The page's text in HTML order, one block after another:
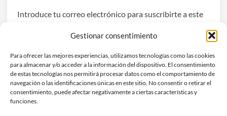
Gestionar consentimiento
Para ofrecer las mejores experiencias, utilizamos tecnologías como las cookies
para almacenar y/o acceder a la información del dispositivo. El consentimiento
de estas tecnologías nos permitirá procesar datos como el comportamiento de
navegación o las identificaciones únicas en este sitio. No consentir o retirar el
consentimiento, puede afectar negativamente a ciertas características y
funciones.
Introduce tu correo electrónico para suscribirte a este
de
correo
electrónico
Suscribirse